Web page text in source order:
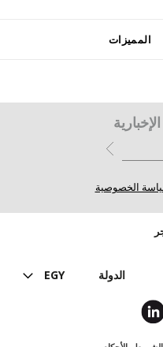
المميزات
الخصوصية
الدولة EGY